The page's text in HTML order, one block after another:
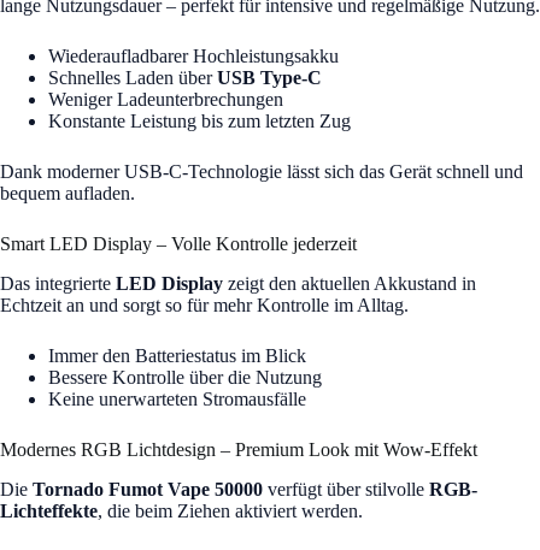
lange Nutzungsdauer – perfekt für intensive und regelmäßige Nutzung.
Wiederaufladbarer Hochleistungsakku
Schnelles Laden überUSB Type-C
Weniger Ladeunterbrechungen
Konstante Leistung bis zum letzten Zug
Dank moderner USB-C-Technologie lässt sich das Gerät schnell und
bequem aufladen.
Smart LED Display – Volle Kontrolle jederzeit
Das integrierte LED Display zeigt den aktuellen Akkustand in
Echtzeit an und sorgt so für mehr Kontrolle im Alltag.
Immer den Batteriestatus im Blick
Bessere Kontrolle über die Nutzung
Keine unerwarteten Stromausfälle
Modernes RGB Lichtdesign – Premium Look mit Wow-Effekt
Die Tornado Fumot Vape 50000 verfügt über stilvolle RGB-
Lichteffekte, die beim Ziehen aktiviert werden.